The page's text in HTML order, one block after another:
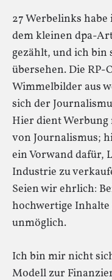
27 Werbelinks
dem kleinen dpa-
gezählt, und ich bin
übersehen. Die
Wimmelbilder aus
sich der
Hier dient
von Journalismus;
ein Vorwand dafür,
Industrie zu
Seien wir ehrlich:
hochwertige
unmöglich.
Ich bin mir nicht
Modell zur